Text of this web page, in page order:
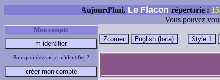
Aujourd’hui, Le Flacon répertorie :
Vous pouvez
Mon compte
Pourquoi devrais-je m'identifier ?